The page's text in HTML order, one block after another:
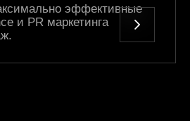
эффективные
и PR маркетинга